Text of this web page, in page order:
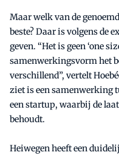
Maar welk van de
beste? Daar is volgens de
geven. “Het is geen ‘one
samenwerkingsvorm het
verschillend”, vertelt
ziet is een samenwerking
een startup, waarbij de
behoudt.
Heiwegen heeft een